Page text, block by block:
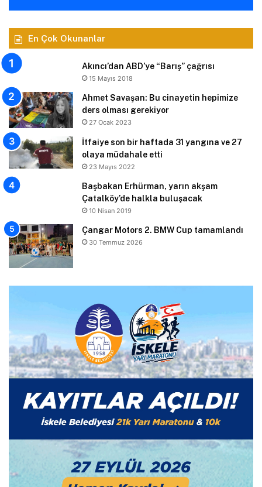
En Çok Okunanlar
Akıncı’dan ABD’ye “Barış” çağrısı
15 Mayıs 2018
Ahmet Savaşan: Bu cinayetin hepimize
ders olması gerekiyor
27 Ocak 2023
İtfaiye son bir haftada 31 yangına ve 27
olaya müdahale etti
23 Mayıs 2022
Başbakan Erhürman, yarın akşam
Çatalköy’de halkla buluşacak
10 Nisan 2019
Çangar Motors 2. BMW Cup tamamlandı
30 Temmuz 2026